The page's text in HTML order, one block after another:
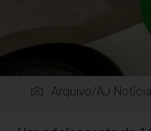
Arquivo/AJ